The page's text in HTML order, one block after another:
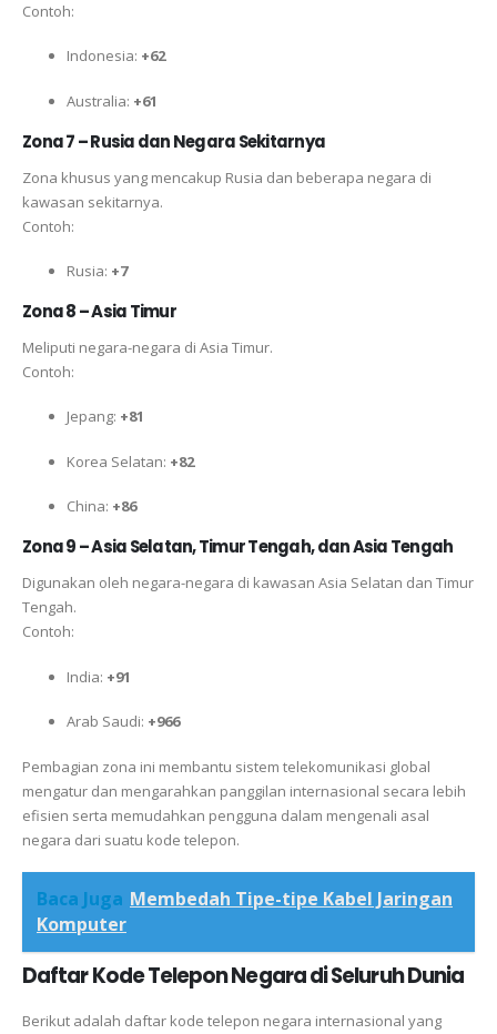
Contoh:
Indonesia: +62
Australia: +61
Zona 7 – Rusia dan Negara Sekitarnya
Zona khusus yang mencakup Rusia dan beberapa negara di
kawasan sekitarnya.
Contoh:
Rusia: +7
Zona 8 – Asia Timur
Meliputi negara-negara di Asia Timur.
Contoh:
Jepang: +81
Korea Selatan: +82
China: +86
Zona 9 – Asia Selatan, Timur Tengah, dan Asia Tengah
Digunakan oleh negara-negara di kawasan Asia Selatan dan Timur
Tengah.
Contoh:
India: +91
Arab Saudi: +966
Pembagian zona ini membantu sistem telekomunikasi global
mengatur dan mengarahkan panggilan internasional secara lebih
efisien serta memudahkan pengguna dalam mengenali asal
negara dari suatu kode telepon.
Baca Juga Membedah Tipe-tipe Kabel Jaringan
Komputer
Daftar Kode Telepon Negara di Seluruh Dunia
Berikut adalah daftar kode telepon negara internasional yang